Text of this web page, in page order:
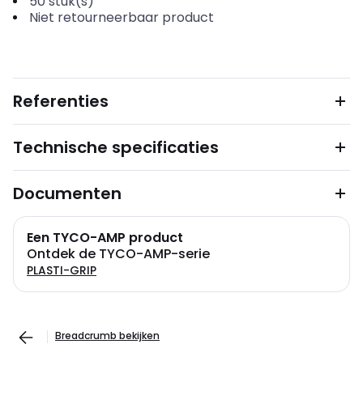
Niet retourneerbaar product
Referenties
Technische specificaties
Documenten
Een TYCO-AMP product
Ontdek de TYCO-AMP-serie
PLASTI-GRIP
Breadcrumb bekijken